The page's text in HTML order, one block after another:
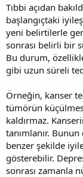
Tıbbi açıdan
başlangıçtaki
yeni belirtilerle
sonrası belirli bir
Bu durum,
gibi uzun süreli
Örneğin, kanser
tümörün
kaldırmaz.
tanımlanır. Bunun
benzer şekilde
gösterebilir.
sonrası zamanla